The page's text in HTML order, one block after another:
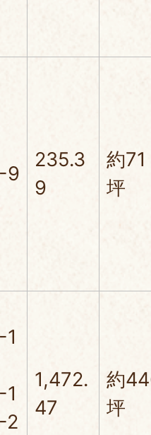
9
235.3
9
約71
坪
2
1,472.
47
約
坪